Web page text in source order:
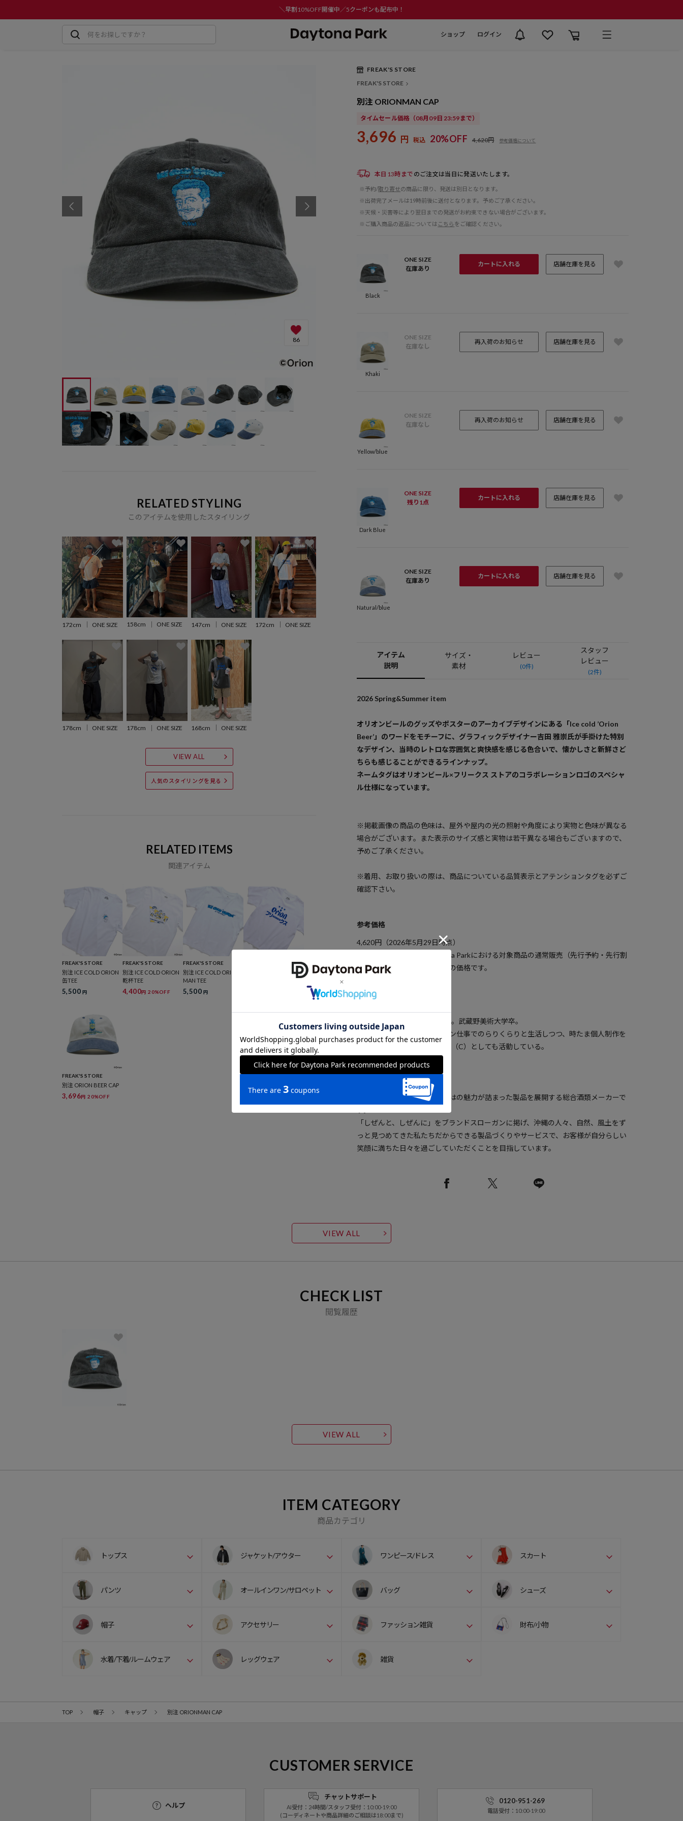
＼早割10%OFF開催中／5クーポンも配布中！
ショップ ログイン
86
RELATED STYLING
このアイテムを使用したスタイリング
172cm ONE SIZE 158cm ONE SIZE 147cm ONE SIZE 172cm ONE SIZE
178cm ONE SIZE 178cm ONE SIZE 168cm ONE SIZE
VIEW ALL
人気のスタイリングを見る
RELATED ITEMS
関連アイテム
FREAK'S STORE
別注 ICE COLD ORION
缶TEE
5,500円
FREAK'S STORE
別注 ICE COLD ORION
乾杯TEE
4,400円 20%OFF
FREAK'S STORE
別注 ICE COLD ORION
MAN TEE
5,500円
別注 ORION LOGO TEE
FREAK'S STORE
別注 ORION BEER CAP
3,696円 20%OFF
FREAK'S STORE
FREAK'S STORE
別注 ORIONMAN CAP
タイムセール価格（08月09日 23:59まで）
3,696 円 税込 20%OFF 4,620円 参考価格について
本日13時まで のご注文は当日に発送いたします。
※予約/取り寄せの商品に限り、発送は別日となります。
※出荷完了メールは19時前後に送付となります。予めご了承ください。
※天候・災害等により翌日までの発送がお約束できない場合がございます。
※ご購入商品の返品については こちら をご確認ください。
Black
ONE SIZE
在庫あり
カートに入れる 店舗在庫を見る
Khaki
ONE SIZE
在庫なし
再入荷のお知らせ 店舗在庫を見る
Yellow/blue
ONE SIZE
在庫なし
再入荷のお知らせ 店舗在庫を見る
Dark Blue
ONE SIZE
残り1点
カートに入れる 店舗在庫を見る
Natural/blue
ONE SIZE
在庫あり
カートに入れる 店舗在庫を見る
アイテム
説明
サイズ・
素材
レビュー
(0件)
スタッフ
レビュー
(2件)
2026 Spring&Summer item
オリオンビールのグッズやポスターのアーカイブデザインにある「Ice cold ’Orion
Beer’」のワードをモチーフに、グラフィックデザイナー吉田 雅崇氏が手掛けた特別
なデザイン、当時のレトロな雰囲気と爽快感を感じる色合いで、懐かしさと新鮮さど
ちらも感じることができるラインナップ。
ネームタグはオリオンビール×フリークス ストアのコラボレーションロゴのスペシャ
ル仕様になっています。
※掲載画像の商品の色味は、屋外や屋内の光の照射や角度により実物と色味が異なる
場合がございます。また表示のサイズ感と実物は若干異なる場合もございますので、
予めご了承ください。
※着用、お取り扱いの際は、商品についている品質表示とアテンションタグを必ずご
確認下さい。
参考価格
4,620円（2026年5月29日時点）
※「参考価格」とは、Daytona Parkにおける対象商品の通常販売（先行予約・先行割
引は含まれません）開始時点の価格です。
ブランド説明
1988年福島県須賀川市生まれ。武蔵野美術大学卒。
グラフィックを中心にデザイン仕事でのらりくらりと生活しつつ、時たま個人制作を
行う。また、SUEKKO LIONS（C）としても活動している。
【オリオンビール】
オリオンビールは沖縄ならではの魅力が詰まった製品を展開する総合酒類メーカーで
「しぜんと、しぜんに」をブランドスローガンに掲げ、沖縄の人々、自然、風土をず
っと見つめてきた私たちだからできる製品づくりやサービスで、お客様が自分らしい
笑顔に満ちた日々を過ごしていただくことを目指しています。
VIEW ALL
CHECK LIST
閲覧履歴
VIEW ALL
ITEM CATEGORY
商品カテゴリ
トップス ジャケット/アウター ワンピース/ドレス スカート
パンツ オールインワン/サロペット バッグ シューズ
帽子 アクセサリー ファッション雑貨 財布/小物
水着/下着/ルームウェア レッグウェア 雑貨
TOP 帽子 キャップ 別注 ORIONMAN CAP
CUSTOMER SERVICE
ヘルプ
チャットサポート
AI受付：24時間/スタッフ受付：10:00-19:00
(コーディネートや商品詳細のご相談は18:00まで)
0120-951-269
電話受付：10:00-19:00